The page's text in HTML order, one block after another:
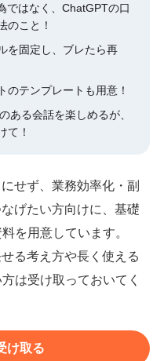
ではなく、ChatGPTの口
のこと！
を固定し、ブレたら再
のテンプレートも用意！
ある会話を楽しめるが、
て！
せず、業務効率化・副
げたい方向けに、基礎
を用意しています。
る考え方や長く使える
は受け取っておいてく
け取る